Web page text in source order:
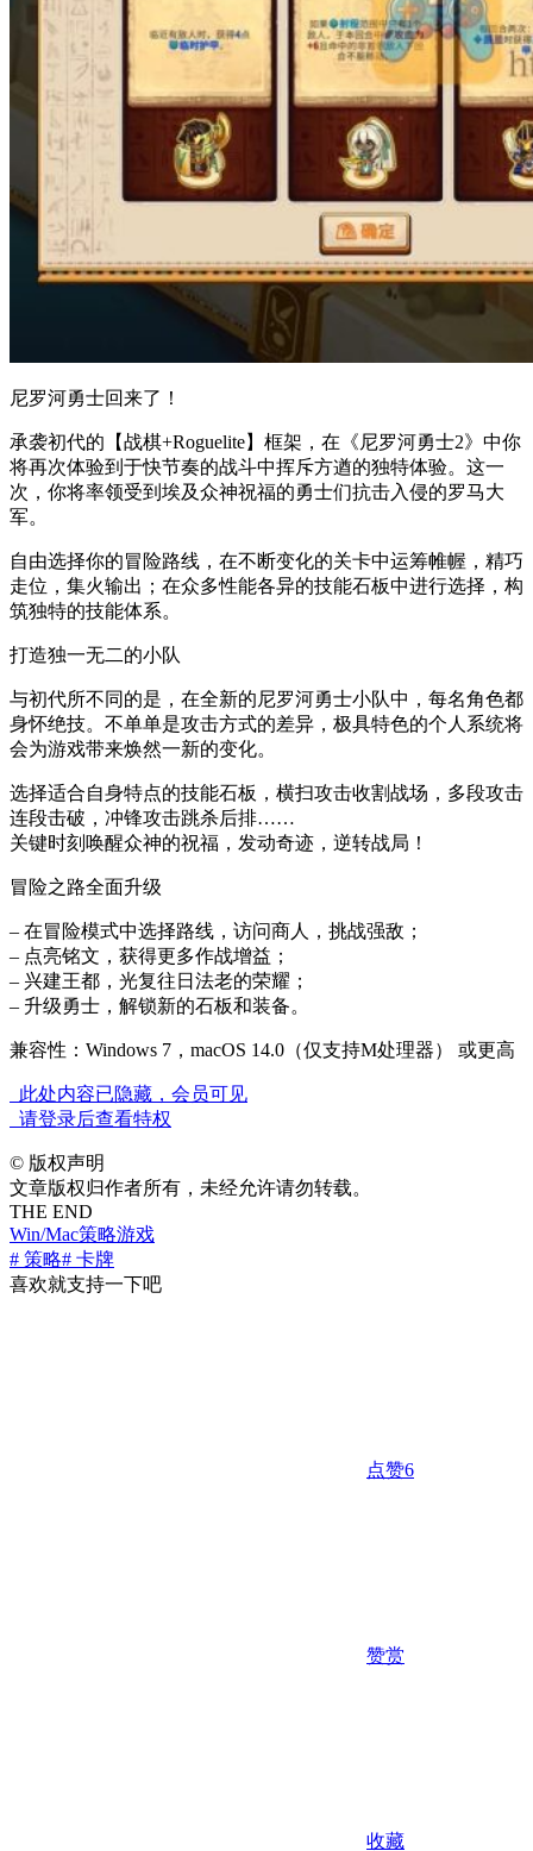
尼罗河勇士回来了！
承袭初代的【战棋+Roguelite】框架，在《尼罗河勇士2》中你
将再次体验到于快节奏的战斗中挥斥方遒的独特体验。这一
次，你将率领受到埃及众神祝福的勇士们抗击入侵的罗马大
军。
自由选择你的冒险路线，在不断变化的关卡中运筹帷幄，精巧
走位，集火输出；在众多性能各异的技能石板中进行选择，构
筑独特的技能体系。
打造独一无二的小队
与初代所不同的是，在全新的尼罗河勇士小队中，每名角色都
身怀绝技。不单单是攻击方式的差异，极具特色的个人系统将
会为游戏带来焕然一新的变化。
选择适合自身特点的技能石板，横扫攻击收割战场，多段攻击
连段击破，冲锋攻击跳杀后排……
关键时刻唤醒众神的祝福，发动奇迹，逆转战局！
冒险之路全面升级
– 在冒险模式中选择路线，访问商人，挑战强敌；
– 点亮铭文，获得更多作战增益；
– 兴建王都，光复往日法老的荣耀；
– 升级勇士，解锁新的石板和装备。
兼容性：Windows 7，macOS 14.0（仅支持M处理器） 或更高
此处内容已隐藏，会员可见
请登录后查看特权
© 版权声明
文章版权归作者所有，未经允许请勿转载。
THE END
Win/Mac策略游戏
# 策略# 卡牌
喜欢就支持一下吧
点赞6
赞赏
收藏